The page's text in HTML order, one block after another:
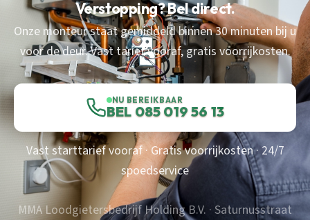
Verstopping? Bel direct.
Onze monteur staat gemiddeld binnen 30 minuten bij u
voor de deur. Vast tarief vooraf, gratis voorrijkosten.
NU BEREIKBAAR
BEL 085 019 56 13
Vast starttarief vooraf · Gratis voorrijkosten · 24/7
spoedservice
MMA Loodgietersbedrijf Holding B.V. · Saturnusstraat